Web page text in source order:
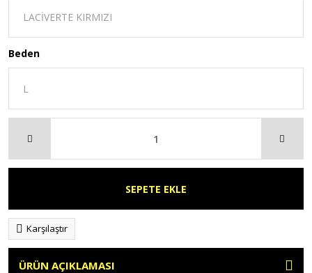
Beden
SEPETE EKLE
Karşılaştır
ÜRÜN AÇIKLAMASI